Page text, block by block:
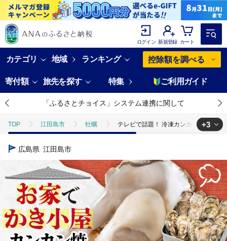
ログイン 新規登録 カート
カテゴリ 地域 ランキング 控除額を調べる
寄付額 旅先を探す 特集 ご利用ガイド
「ふるさとチョイス」システム連携に関して
TOP 江田島市 牡蠣 テレビで話題！ 冷凍カンカン焼き 牡
TOP
貝類 テレビで話題！ 冷凍カンカン焼き 牡蠣
TOP 魚介類 テレビで話題！ 冷凍カンカ
+3
広島県 江田島市